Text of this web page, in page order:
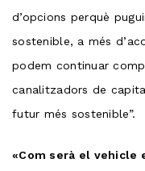
d’opcions perquè
sostenible, a més
podem continuar
canalitzadors de
futur més sostenible”.
«Com serà el vehicle